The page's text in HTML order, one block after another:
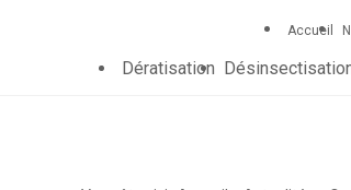
Accueil
Dératisation